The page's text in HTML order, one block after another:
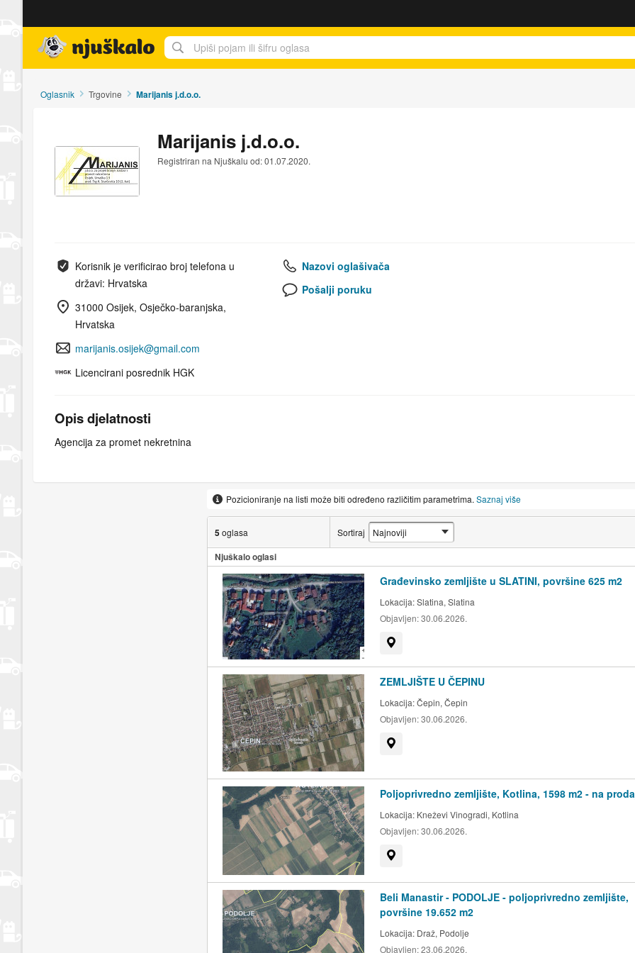
Oglasnik Trgovine Marijanis j.d.o.o.
Marijanis j.d.o.o.
Registriran na Njuškalu od: 01.07.2020.
Korisnik je verificirao broj telefona u
državi: Hrvatska
31000 Osijek, Osječko-baranjska,
Hrvatska
marijanis.osijek@gmail.com
Licencirani posrednik HGK
Nazovi oglašivača
Pošalji poruku
Opis djelatnosti
Agencija za promet nekretnina
Pozicioniranje na listi može biti određeno različitim parametrima.Saznaj više
5oglasa Sortiraj
Njuškalo oglasi
Građevinsko zemljište u SLATINI, površine 625 m2
Lokacija:Slatina, Slatina
Objavljen:30.06.2026.
ZEMLJIŠTE U ČEPINU
Lokacija:Čepin, Čepin
Objavljen:30.06.2026.
Poljoprivredno zemljište, Kotlina, 1598 m2 - na
Lokacija: Kneževi Vinogradi, Kotlina
Objavljen:30.06.2026.
Beli Manastir - PODOLJE - poljoprivredno zemljište,
površine 19.652 m2
Lokacija: Draž, Podolje
Objavljen:23.06.2026.